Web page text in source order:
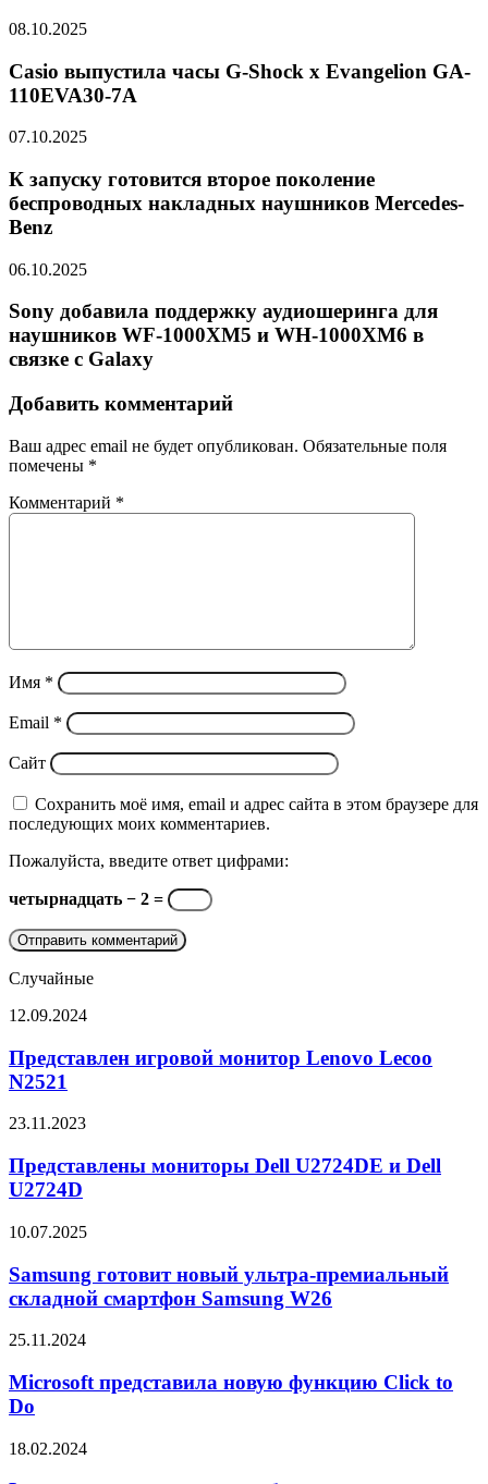
08.10.2025
Casio выпустила часы G-Shock x Evangelion GA-
110EVA30-7A
07.10.2025
К запуску готовится второе поколение
беспроводных накладных наушников Mercedes-
Benz
06.10.2025
Sony добавила поддержку аудиошеринга для
наушников WF-1000XM5 и WH-1000XM6 в
связке с Galaxy
Добавить комментарий
Ваш адрес email не будет опубликован. Обязательные поля
помечены *
Комментарий *
Имя *
Email *
Сайт
Сохранить моё имя, email и адрес сайта в этом браузере для
последующих моих комментариев.
Пожалуйста, введите ответ цифрами:
четырнадцать − 2 =
Случайные
Представлен
монитор
Lenovo
Lecoo
12.09.2024
Представлен игровой монитор Lenovo Lecoo
N2521
Представлены
Dell
U2724DE
и
U2724D
23.11.2023
Представлены мониторы Dell U2724DE и Dell
U2724D
Samsung
новый
ультра-
премиальный
смартфон
W26
10.07.2025
Samsung готовит новый ультра-премиальный
складной смартфон Samsung W26
Microsoft
новую
функцию
Click
Do
25.11.2024
Microsoft представила новую функцию Click to
Do
Lenovo
18.02.2024